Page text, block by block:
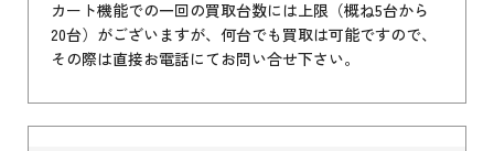
カート機能での一回の買取台数には上限（概ね5台から
20台）がございますが、何台でも買取は可能ですので、
その際は直接お電話にてお問い合せ下さい。